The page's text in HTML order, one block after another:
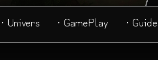
· Univers · GamePlay ·